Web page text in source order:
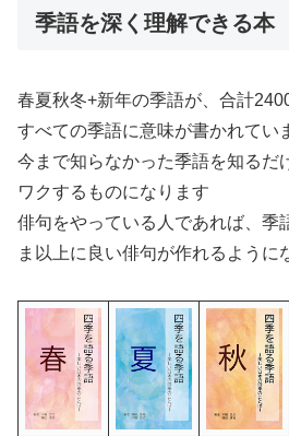
季語を深く理解できる本
春夏秋冬+新年の季語が、合計
すべての季語に意味が書かれてい
今まで知らなかった季語を知るだ
ワクするものになります
俳句をやっている人であれば、季
ま以上に良い俳句が作れるように